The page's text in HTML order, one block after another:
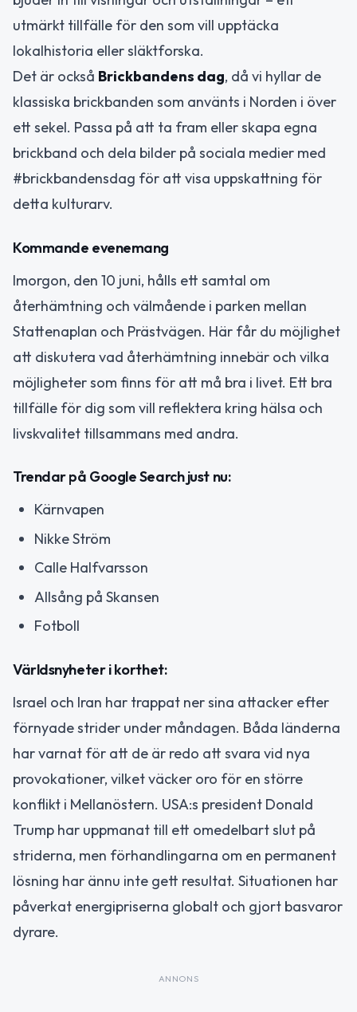
utmärkt tillfälle för den som vill upptäcka
lokalhistoria eller släktforska.
Det är också Brickbandens dag, då vi hyllar de
klassiska brickbanden som använts i Norden i över
ett sekel. Passa på att ta fram eller skapa egna
brickband och dela bilder på sociala medier med
#brickbandensdag för att visa uppskattning för
detta kulturarv.
Kommande evenemang
Imorgon, den 10 juni, hålls ett samtal om
återhämtning och välmående i parken mellan
Stattenaplan och Prästvägen. Här får du möjlighet
att diskutera vad återhämtning innebär och vilka
möjligheter som finns för att må bra i livet. Ett bra
tillfälle för dig som vill reflektera kring hälsa och
livskvalitet tillsammans med andra.
Trendar på Google Search just nu:
Kärnvapen
Nikke Ström
Calle Halfvarsson
Allsång på Skansen
Fotboll
Världsnyheter i korthet:
Israel och Iran har trappat ner sina attacker efter
förnyade strider under måndagen. Båda länderna
har varnat för att de är redo att svara vid nya
provokationer, vilket väcker oro för en större
konflikt i Mellanöstern. USA:s president Donald
Trump har uppmanat till ett omedelbart slut på
striderna, men förhandlingarna om en permanent
lösning har ännu inte gett resultat. Situationen har
påverkat energipriserna globalt och gjort basvaror
dyrare.
ANNONS